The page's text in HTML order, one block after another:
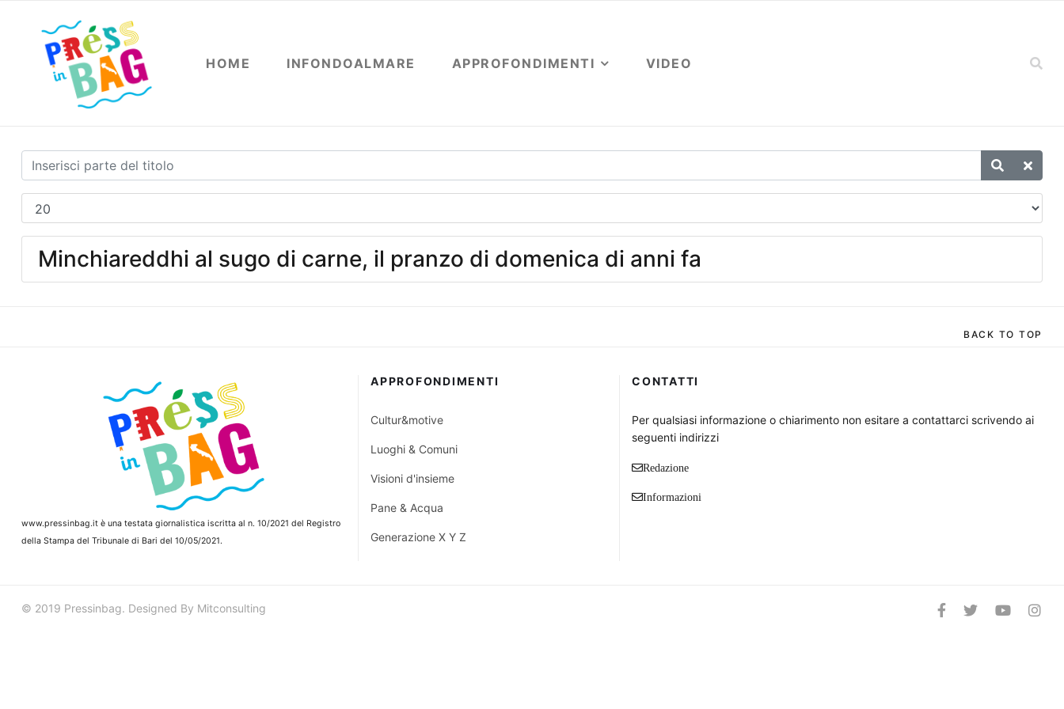
HOME INFONDOALMARE APPROFONDIMENTI VIDEO
Minchiareddhi al sugo di carne, il pranzo di domenica di anni fa
BACK TO TOP
www.pressinbag.it è una testata giornalistica iscritta al n. 10/2021 del Registro
della Stampa del Tribunale di Bari del 10/05/2021.
APPROFONDIMENTI
Cultur&motive
Luoghi & Comuni
Visioni d'insieme
Pane & Acqua
Generazione X Y Z
CONTATTI
Per qualsiasi informazione o chiarimento non esitare a contattarci scrivendo ai
seguenti indirizzi
Redazione
Informazioni
© 2019 Pressinbag. Designed By Mitconsulting